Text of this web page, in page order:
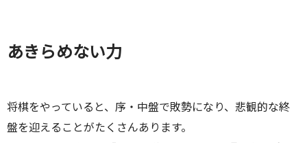
あきらめない力
将棋をやっていると、序・中盤で敗勢になり、悲観的な終
盤を迎えることがたくさんあります。